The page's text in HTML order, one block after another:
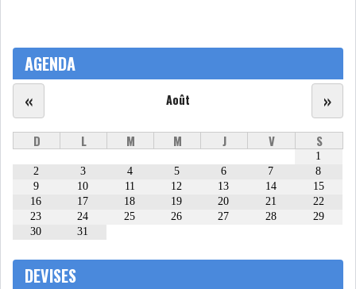
AMÉRIQUE LATINE
HAUSSE APRÈS LA P...
AGENDA
Août
« »
D L M M J V S
1
2
3 4 5 6 7
8
9
10 11 12 13 14
15
16
17 18 19 20 21
22
23
24 25 26 27 28
29
30
31
DEVISES